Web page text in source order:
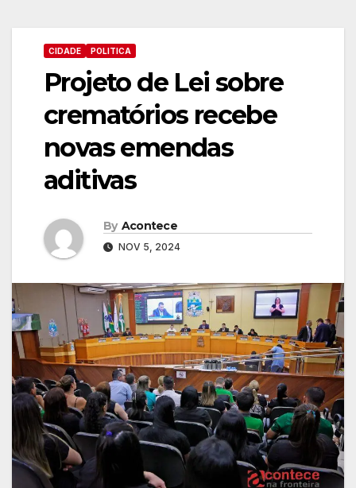
CIDADE POLITICA
Projeto de Lei sobre
crematórios recebe
novas emendas
aditivas
By Acontece
NOV 5, 2024